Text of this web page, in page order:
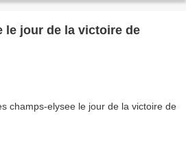
le jour de la victoire de